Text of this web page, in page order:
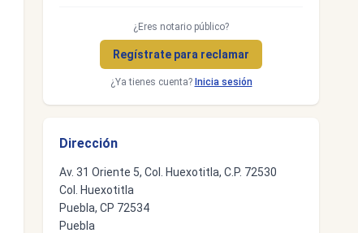
¿Eres notario público?
Regístrate para reclamar
¿Ya tienes cuenta? Inicia sesión
Dirección
Av. 31 Oriente 5, Col. Huexotitla, C.P. 72530
Col. Huexotitla
Puebla, CP 72534
Puebla